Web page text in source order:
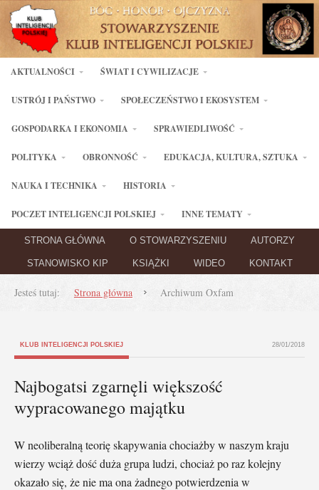
AKTUALNOŚCI ŚWIAT I CYWILIZACJE
USTRÓJ I PAŃSTWO SPOŁECZEŃSTWO I EKOSYSTEM
GOSPODARKA I EKONOMIA SPRAWIEDLIWOŚĆ
POLITYKA OBRONNOŚĆ EDUKACJA, KULTURA, SZTUKA
NAUKA I TECHNIKA HISTORIA
POCZET INTELIGENCJI POLSKIEJ INNE TEMATY
STRONA GŁÓWNA O STOWARZYSZENIU AUTORZY
STANOWISKO KIP KSIĄŻKI WIDEO KONTAKT
Jesteś tutaj: Strona główna Archiwum Oxfam
KLUB INTELIGENCJI POLSKIEJ 28/01/2018
Najbogatsi zgarnęli większość
wypracowanego majątku
W neoliberalną teorię skapywania chociażby w naszym kraju
wierzy wciąż dość duża grupa ludzi, chociaż po raz kolejny
okazało się, że nie ma ona żadnego potwierdzenia w